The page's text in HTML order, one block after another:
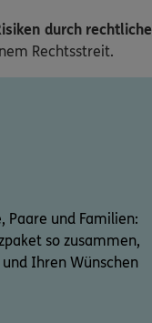
durch rechtliche
Rechtsstreit.
Paare und Familien:
so zusammen,
Ihren Wünschen